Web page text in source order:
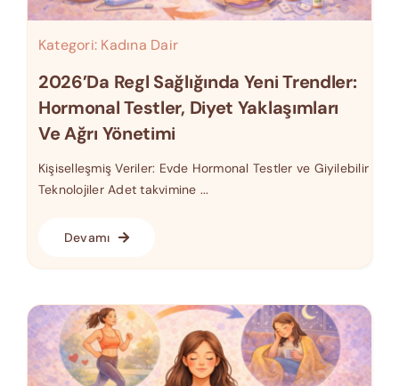
Kategori: Kadına Dair
2026’da Regl Sağlığında Yeni Trendler:
Hormonal Testler, Diyet Yaklaşımları
Ve Ağrı Yönetimi
Kişiselleşmiş Veriler: Evde Hormonal Testler ve Giyilebilir
Teknolojiler Adet takvimine ...
Devamı